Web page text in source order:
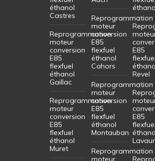
éthanol
Castres
Reprogrammation
moteur
conversion
E85
flexfuel
éthanol
Gaillac
Reprogrammation
moteur
conversion
E85
flexfuel
éthanol
Muret
Reprogrammation
moteur
conversion
E85
flexfuel
éthanol
Cahors
Reprogrammation
moteur
conversion
E85
flexfuel
éthanol
Montauban
Reprogrammation
moteur
E85
flexfuel
Revel
E85
flexfuel
Lavaur